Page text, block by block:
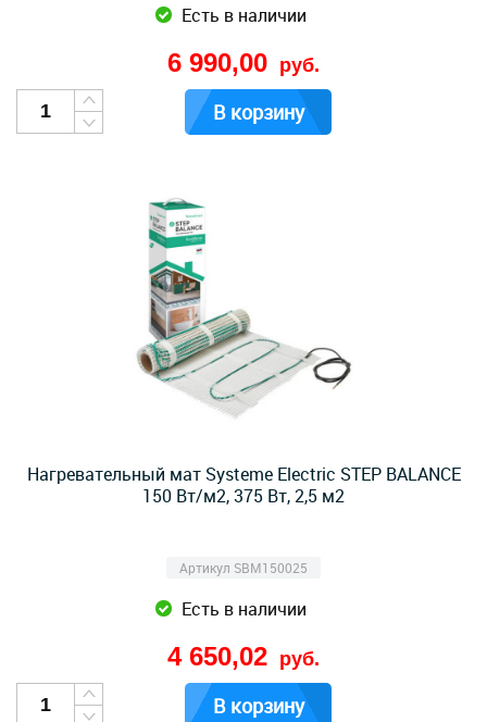
Есть в наличии
6 990,00 руб.
В корзину
Нагревательный мат Systeme Electric STEP BALANCE
150 Вт/м2, 375 Вт, 2,5 м2
Артикул SBM150025
Есть в наличии
4 650,02 руб.
В корзину